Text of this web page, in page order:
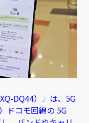
DQ44）」は、5G
ドコモ回線の 5G